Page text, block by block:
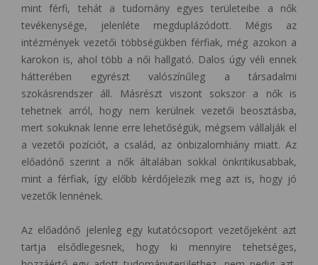
mint férfi, tehát a tudomány egyes területeibe a nők
tevékenysége, jelenléte megduplázódott. Mégis az
intézmények vezetői többségükben férfiak, még azokon a
karokon is, ahol több a női hallgató. Dalos úgy véli ennek
hátterében egyrészt valószínűleg a társadalmi
szokásrendszer áll. Másrészt viszont sokszor a nők is
tehetnek arról, hogy nem kerülnek vezetői beosztásba,
mert sokuknak lenne erre lehetőségük, mégsem vállalják el
a vezetői pozíciót, a család, az önbizalomhiány miatt. Az
előadónő szerint a nők általában sokkal önkritikusabbak,
mint a férfiak, így előbb kérdőjelezik meg azt is, hogy jó
vezetők lennének.
Az előadónő jelenleg egy kutatócsoport vezetőjeként azt
tartja elsődlegesnek, hogy ki mennyire tehetséges,